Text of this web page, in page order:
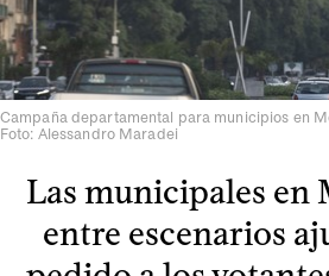
Campaña departamental para municipios en
Foto: Alessandro Maradei
Las municipales en
entre escenarios